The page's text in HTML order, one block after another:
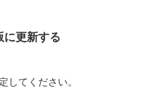
に更新する
してください。